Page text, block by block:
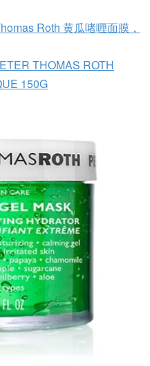
Roth 黄瓜啫喱面膜，
THOMAS ROTH
150G